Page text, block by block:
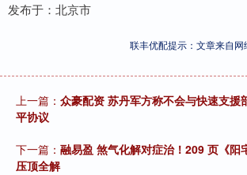
发布于：北京市
联丰优配提示：文章来自网
上一篇： 众豪配资 苏丹军方称不会与快速支援
平协议
下一篇： 融易盈 煞气化解对症治！209 页《阳
压顶全解